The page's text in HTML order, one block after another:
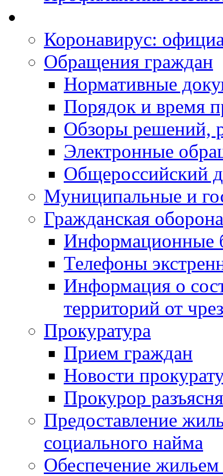
Коронавирус:
Обращения граждан
Нормативные
Порядок и время
Обзоры решений,
Электронные
Общероссийский
Муниципальные и
Гражданская
Информационные
Телефоны
Информация о
территорий от
Прокуратура
Прием граждан
Новости
Прокурор
Предоставление
социального найма
Обеспечение